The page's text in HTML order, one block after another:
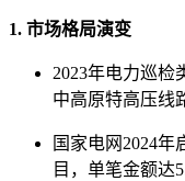
1. ‌市场格局演变‌
2023年电力巡检
中高原特高压线
国家电网2024
目，单笔金额达